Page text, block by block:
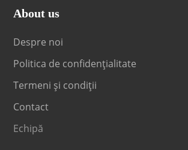
About us
Despre noi
Politica de confidențialitate
Termeni și condiții
Contact
Echipă